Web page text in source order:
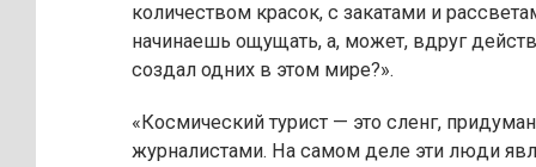
количеством красок, с закатами и
начинаешь ощущать, а, может, вдруг
создал одних в этом мире?».
«Космический турист — это сленг,
журналистами. На самом деле эти люди